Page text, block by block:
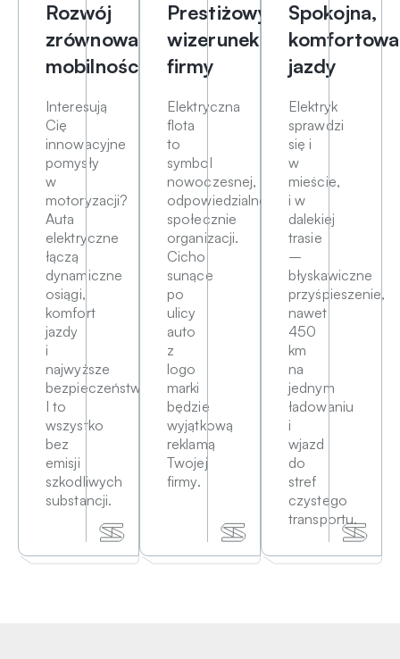
Rozwój
zrównoważonej
mobilności
Interesują
Cię
innowacyjne
pomysły
w
motoryzacji?
Auta
elektryczne
łączą
dynamiczne
osiągi,
komfort
jazdy
i
najwyższe
bezpieczeństwo.
I to
wszystko
bez
emisji
szkodliwych
substancji.
Prestiżowy
wizerunek
firmy
Elektryczna
flota
to
symbol
nowoczesnej,
odpowiedzialnej
społecznie
organizacji.
Cicho
sunące
po
ulicy
auto
z
logo
marki
będzie
wyjątkową
reklamą
Twojej
firmy.
Spokojna,
komfortowa
jazdy
Elektryk
sprawdzi
się i
w
mieście,
i w
dalekiej
trasie
–
błyskawiczne
przyśpieszenie,
nawet
450
km
na
jednym
ładowaniu
i
wjazd
do
stref
czystego
transportu.